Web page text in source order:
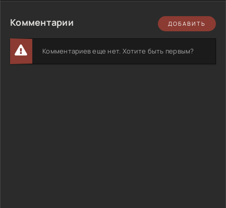
Комментарии ДОБАВИТЬ
Комментариев еще нет. Хотите быть первым?